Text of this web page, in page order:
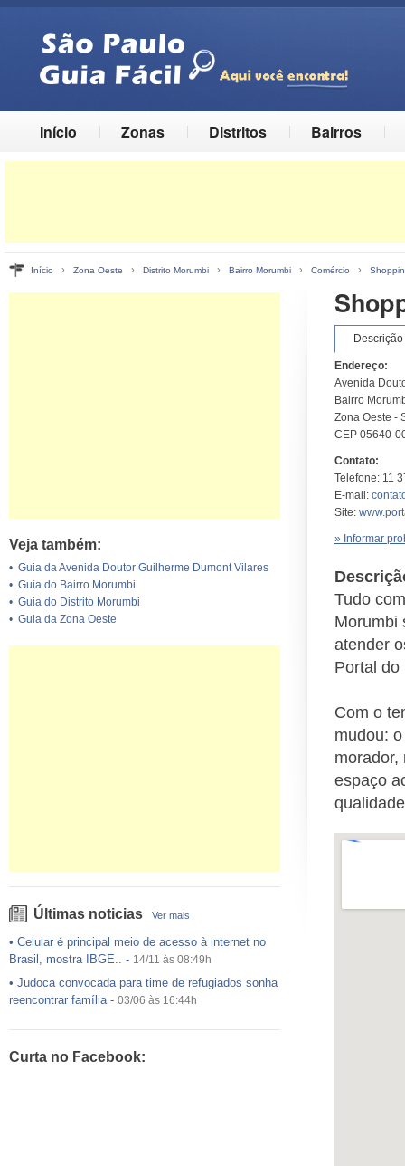
Início Zonas Distritos Bairros
Início › Zona Oeste › Distrito Morumbi › Bairro Morumbi › Comércio ›
Veja também:
• Guia da Avenida Doutor Guilherme Dumont Vilares
• Guia do Bairro Morumbi
• Guia do Distrito Morumbi
• Guia da Zona Oeste
Últimas noticias Ver mais
• Celular é principal meio de acesso à internet no
Brasil, mostra IBGE.. - 14/11 às 08:49h
• Judoca convocada para time de refugiados sonha
reencontrar família- 03/06 às 16:44h
•Exército egípcio diz que encontrou destroços de
Curta no Facebook:
Descrição
Endereço:
Avenida
Bairro
Zona Oeste -
CEP 05640-
Contato:
Telefone: 11
E-mail:
Site:
» Informar
Tudo
Morumbi
atender
Portal do
Com o
mudou:
morador,
espaço